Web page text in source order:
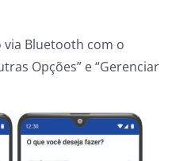
via Bluetooth com o
Opções” e “Gerenciar